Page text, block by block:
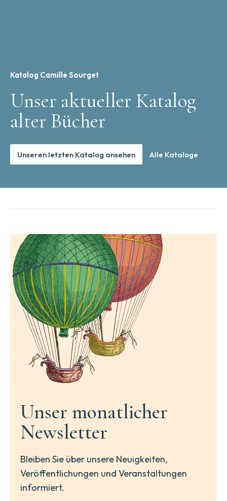
Katalog Camille Sourget
Unser aktueller Katalog
alter Bücher
Unseren letzten Katalog ansehen Alle Kataloge
Unser monatlicher
Newsletter
Bleiben Sie über unsere Neuigkeiten,
Veröffentlichungen und Veranstaltungen
informiert.